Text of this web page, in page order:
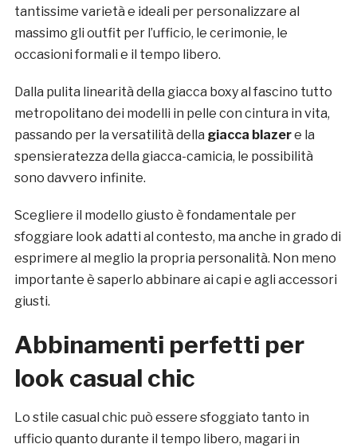
tantissime varietà e ideali per personalizzare al
massimo gli outfit per l’ufficio, le cerimonie, le
occasioni formali e il tempo libero.
Dalla pulita linearità della giacca boxy al fascino tutto
metropolitano dei modelli in pelle con cintura in vita,
passando per la versatilità della giacca blazere la
spensieratezza della giacca-camicia, le possibilità
sono davvero infinite.
Scegliere il modello giusto è fondamentale per
sfoggiare look adatti al contesto, ma anche in grado di
esprimere al meglio la propria personalità. Non meno
importante è saperlo abbinare ai capi e agli accessori
giusti.
Abbinamenti perfetti per
look casual chic
Lo stile casual chic può essere sfoggiato tanto in
ufficio quanto durante il tempo libero, magari in